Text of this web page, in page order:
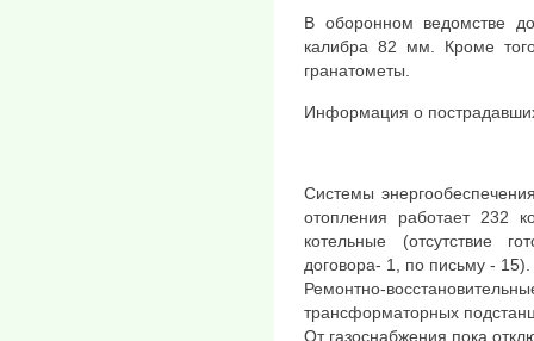
В оборонном ведомстве
калибра 82 мм. Кроме
гранатометы.
Информация о
Системы
отопления работает 232
котельные (отсутствие
договора- 1, по письму - 15).
Ремонтно-
трансформаторных
От газоснабжения пока